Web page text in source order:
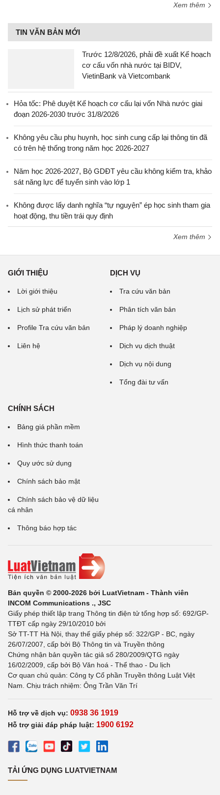
Xem thêm
TIN VĂN BẢN MỚI
Trước 12/8/2026, phải đề xuất Kế hoạch
cơ cấu vốn nhà nước tại BIDV,
VietinBank và Vietcombank
Hỏa tốc: Phê duyệt Kế hoạch cơ cấu lại vốn Nhà nước giai
đoạn 2026-2030 trước 31/8/2026
Không yêu cầu phụ huynh, học sinh cung cấp lại thông tin đã
có trên hệ thống trong năm học 2026-2027
Năm học 2026-2027, Bộ GDĐT yêu cầu không kiểm tra, khảo
sát năng lực để tuyển sinh vào lớp 1
Không được lấy danh nghĩa “tự nguyện” ép học sinh tham gia
hoạt động, thu tiền trái quy định
Xem thêm
GIỚI THIỆU
Lời giới thiệu
Lịch sử phát triển
Profile Tra cứu văn bản
Liên hệ
DỊCH VỤ
Tra cứu văn bản
Phân tích văn bản
Pháp lý doanh nghiệp
Dịch vụ dịch thuật
Dịch vụ nội dung
Tổng đài tư vấn
CHÍNH SÁCH
Bảng giá phần mềm
Hình thức thanh toán
Quy ước sử dụng
Chính sách bảo mật
Chính sách bảo vệ dữ liệu
cá nhân
Thông báo hợp tác
Bản quyền © 2000-2026 bởi LuatVietnam - Thành viên
INCOM Communications ., JSC
Giấy phép thiết lập trang Thông tin điện tử tổng hợp số: 692/GP-
TTĐT cấp ngày 29/10/2010 bởi
Sở TT-TT Hà Nội, thay thế giấy phép số: 322/GP - BC, ngày
26/07/2007, cấp bởi Bộ Thông tin và Truyền thông
Chứng nhận bản quyền tác giả số 280/2009/QTG ngày
16/02/2009, cấp bởi Bộ Văn hoá - Thể thao - Du lịch
Cơ quan chủ quản: Công ty Cổ phần Truyền thông Luật Việt
Nam. Chịu trách nhiệm: Ông Trần Văn Trí
Hỗ trợ về dịch vụ: 0938 36 1919
Hỗ trợ giải đáp pháp luật: 1900 6192
TẢI ỨNG DỤNG LUATVIETNAM